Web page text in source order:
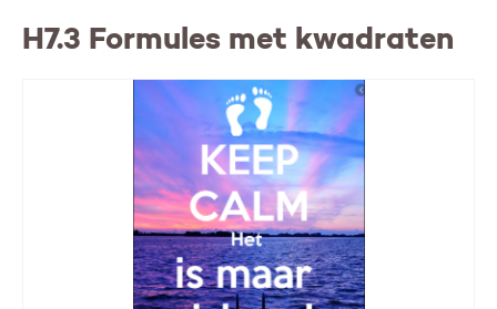
H7.3 Formules met kwadraten